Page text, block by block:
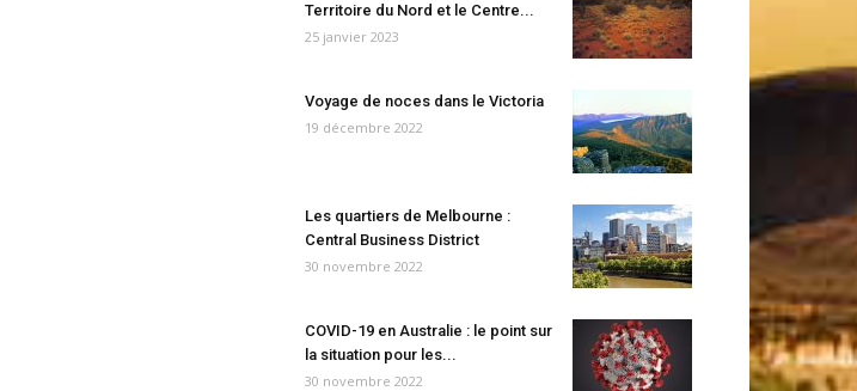
Territoire du Nord et le Centre...
25 janvier 2023
Voyage de noces dans le Victoria
19 décembre 2022
Les quartiers de Melbourne :
Central Business District
30 novembre 2022
COVID-19 en Australie : le point sur
la situation pour les...
30 novembre 2022